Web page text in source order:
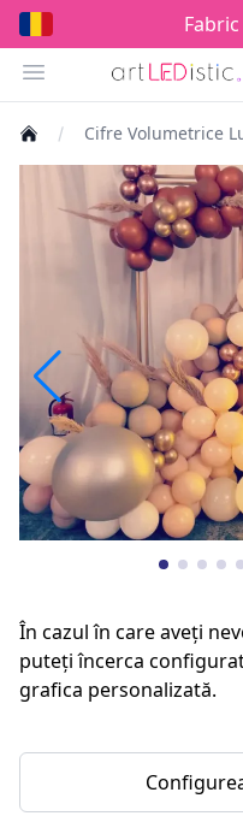
Fabricat în
Open menu
Cifre Volumetrice
În cazul în care aveți
puteți încerca
grafica personalizată.